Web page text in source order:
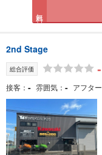
2nd Stage
総合評価 -
接客 - 雰囲気 - アフター